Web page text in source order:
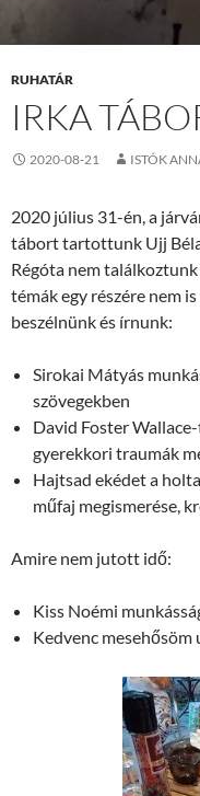
RUHATÁR
IRKA
2020-08-21 ISTÓK
2020 július 31-én, a
tábort tartottunk Ujj
Régóta nem
témák egy részére nem
beszélnünk és írnunk:
Sirokai Mátyás
szövegekben
David Foster
gyerekkori traumák
Hajtsad ekédet a
műfaj megismerése,
Amire nem jutott idő:
Kiss Noémi
Kedvenc